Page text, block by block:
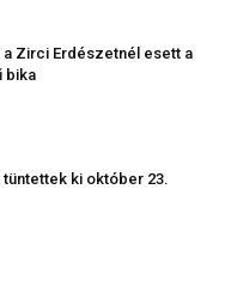
Zirci Erdészetnél esett a
bika
ki október 23.